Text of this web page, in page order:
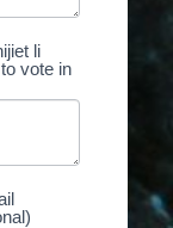
li
vote in